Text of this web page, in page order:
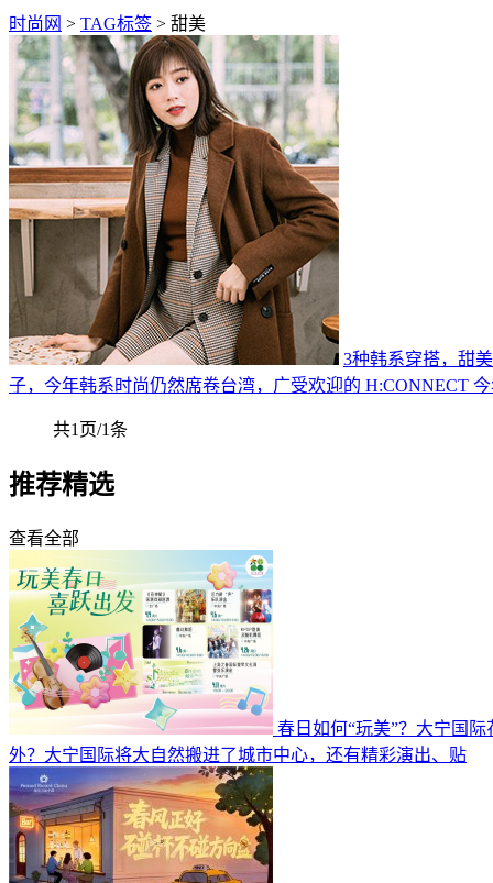
时尚网 > TAG标签 > 甜美
3种韩系穿搭，甜
子，今年韩系时尚仍然席卷台湾，广受欢迎的 H:CONNECT
共1页/1条
推荐精选
查看全部
春日如何“玩美”？大宁国
外？大宁国际将大自然搬进了城市中心，还有精彩演出、贴